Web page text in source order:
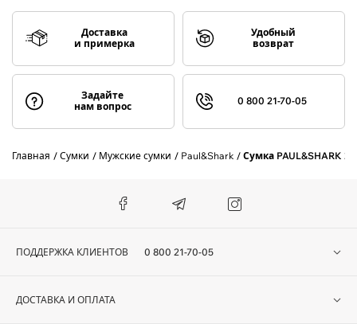
Доставка
и примерка
Удобный
возврат
Задайте
нам вопрос
0 800 21-70-05
Главная Сумки Мужские сумки Paul&Shark Сумка PAUL&SHARK
ПОДДЕРЖКА КЛИЕНТОВ 0 800 21-70-05
ДОСТАВКА И ОПЛАТА